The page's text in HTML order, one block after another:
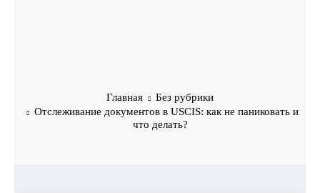
Главная
Без рубрики
Отслеживание документов в USCIS: как не паниковать и
что делать?